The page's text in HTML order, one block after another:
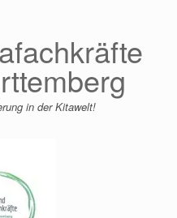
in der Kitawelt!